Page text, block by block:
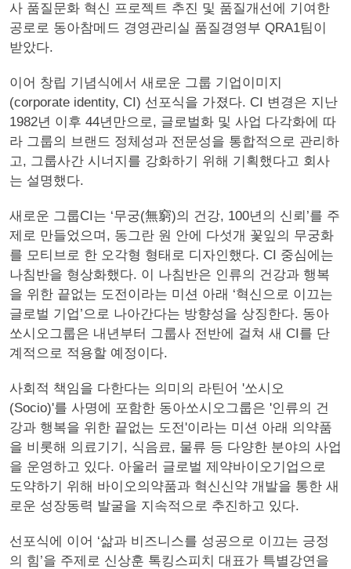
사 품질문화 혁신 프로젝트 추진 및 품질개선에 기여한
공로로 동아참메드 경영관리실 품질경영부 QRA1팀이
받았다.
이어 창립 기념식에서 새로운 그룹 기업이미지
(corporate identity, CI) 선포식을 가졌다. CI 변경은 지난
1982년 이후 44년만으로, 글로벌화 및 사업 다각화에 따
라 그룹의 브랜드 정체성과 전문성을 통합적으로 관리하
고, 그룹사간 시너지를 강화하기 위해 기획했다고 회사
는 설명했다.
새로운 그룹CI는 ‘무궁(無窮)의 건강, 100년의 신뢰’를 주
제로 만들었으며, 동그란 원 안에 다섯개 꽃잎의 무궁화
를 모티브로 한 오각형 형태로 디자인했다. CI 중심에는
나침반을 형상화했다. 이 나침반은 인류의 건강과 행복
을 위한 끝없는 도전이라는 미션 아래 ‘혁신으로 이끄는
글로벌 기업’으로 나아간다는 방향성을 상징한다. 동아
쏘시오그룹은 내년부터 그룹사 전반에 걸쳐 새 CI를 단
계적으로 적용할 예정이다.
사회적 책임을 다한다는 의미의 라틴어 '쏘시오
(Socio)'를 사명에 포함한 동아쏘시오그룹은 '인류의 건
강과 행복을 위한 끝없는 도전'이라는 미션 아래 의약품
을 비롯해 의료기기, 식음료, 물류 등 다양한 분야의 사업
을 운영하고 있다. 아울러 글로벌 제약바이오기업으로
도약하기 위해 바이오의약품과 혁신신약 개발을 통한 새
로운 성장동력 발굴을 지속적으로 추진하고 있다.
선포식에 이어 ‘삶과 비즈니스를 성공으로 이끄는 긍정
의 힘’을 주제로 신상훈 톡킹스피치 대표가 특별강연을